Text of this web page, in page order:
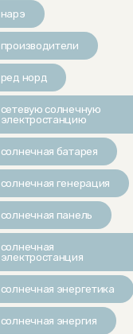
нарэ
производители
ред норд
сетевую солнечную
электростанцию
солнечная батарея
солнечная генерация
солнечная панель
солнечная
электростанция
солнечная энергетика
солнечная энергия